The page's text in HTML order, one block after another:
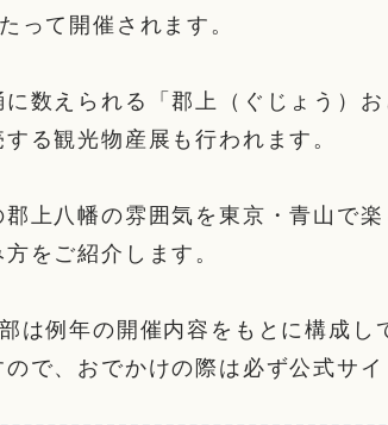
って開催されます。
数えられる「郡上（ぐじょう）
る観光物産展も行われます。
上八幡の雰囲気を東京・青山で
をご紹介します。
は例年の開催内容をもとに構成し
で、おでかけの際は必ず公式サ